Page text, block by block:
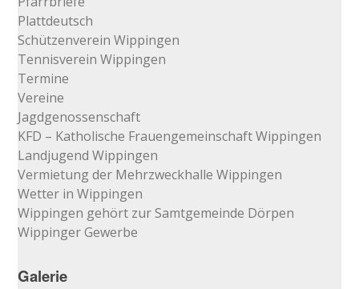
Plattdeutsch
Schützenverein Wippingen
Tennisverein Wippingen
Termine
Vereine
Jagdgenossenschaft
KFD – Katholische Frauengemeinschaft Wippingen
Landjugend Wippingen
Vermietung der Mehrzweckhalle Wippingen
Wetter in Wippingen
Wippingen gehört zur Samtgemeinde Dörpen
Wippinger Gewerbe
Galerie